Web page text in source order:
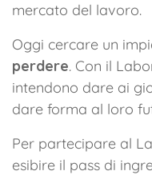
mercato del lavoro.
Oggi cercare un
perdere. Con il
intendono dare ai
dare forma al loro
Per partecipare al
esibire il pass di